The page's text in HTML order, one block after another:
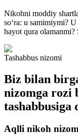
Nikohni moddiy
soʻra: u samimiymi?
hayot qura
Tashabbus nizomi
Biz bilan
nizomga rozi
tashabbusiga
Aqlli nikoh